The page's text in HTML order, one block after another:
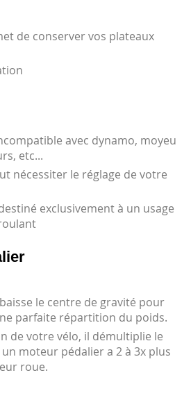
de conserver vos plateaux
avec dynamo, moyeu
etc...
nécessiter le réglage de votre
exclusivement à un usage
le centre de gravité pour
parfaite répartition du poids.
de votre vélo, il démultiplie le
moteur pédalier a 2 à 3x plus
roue.